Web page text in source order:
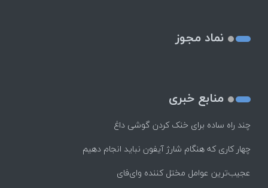
نماد مجوز
منابع خبری
چند راه‌ ساده برای خنک کردن گوشی داغ
چهار کاری که هنگام شارژ آیفون نباید انجام دهیم
عجیب‌ترین عوامل مختل کننده وای‌فای